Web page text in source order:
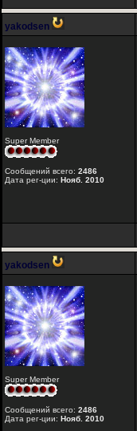
yakodsen
Super Member
Сообщений всего: 2486
Дата рег-ции: Нояб. 2010
yakodsen
Super Member
Сообщений всего: 2486
Дата рег-ции: Нояб. 2010